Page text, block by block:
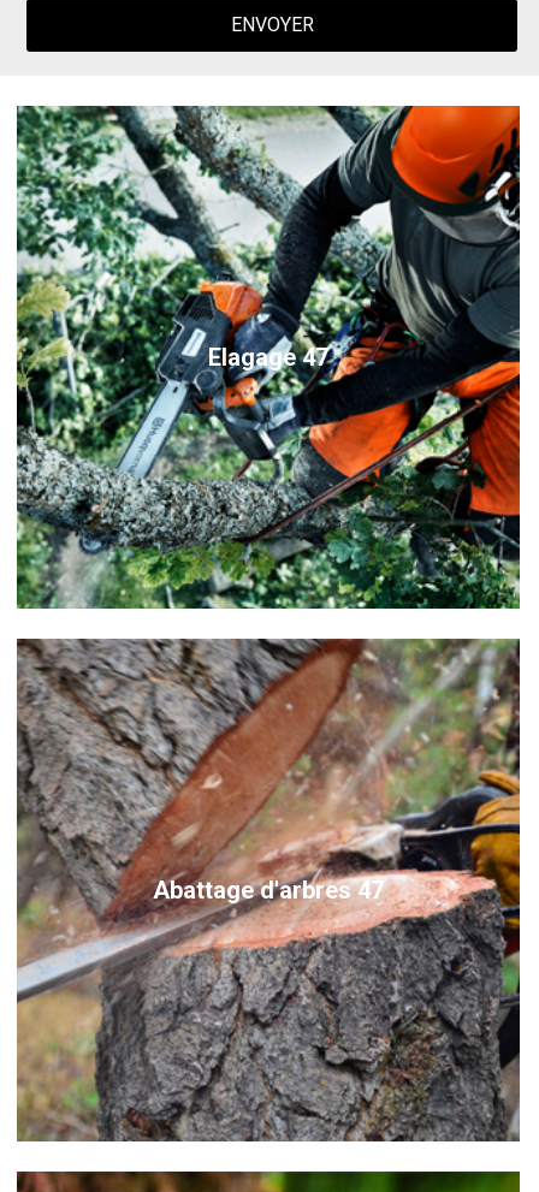
Elagage 47
Abattage d'arbres 47